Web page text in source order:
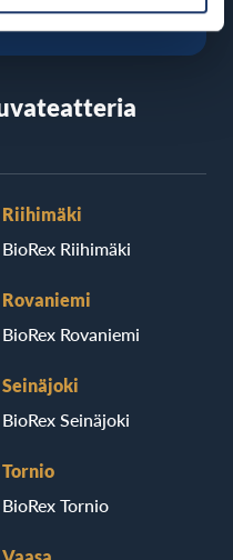
Riihimäki
BioRex Riihimäki
Rovaniemi
BioRex Rovaniemi
Seinäjoki
BioRex Seinäjoki
Tornio
BioRex Tornio